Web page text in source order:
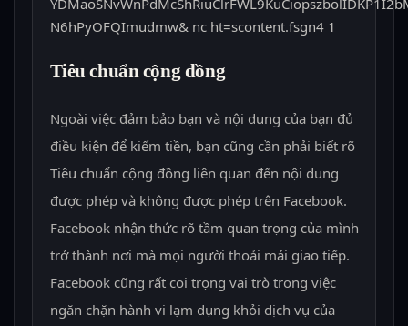
Tiêu chuẩn cộng đồng
Ngoài việc đảm bảo bạn và nội dung của bạn đủ
điều kiện để kiếm tiền, bạn cũng cần phải biết rõ
Tiêu chuẩn cộng đồng liên quan đến nội dung
được phép và không được phép trên Facebook.
Facebook nhận thức rõ tầm quan trọng của mình
trở thành nơi mà mọi người thoải mái giao tiếp.
Facebook cũng rất coi trọng vai trò trong việc
ngăn chặn hành vi lạm dụng khỏi dịch vụ của